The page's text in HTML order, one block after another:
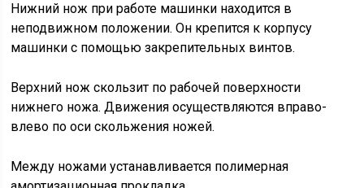
Нижний нож при работе машинки находится в
неподвижном положении. Он крепится к корпусу
машинки с помощью закрепительных винтов.
Верхний нож скользит по рабочей поверхности
нижнего ножа. Движения осуществляются вправо-
влево по оси скольжения ножей.
Между ножами устанавливается полимерная